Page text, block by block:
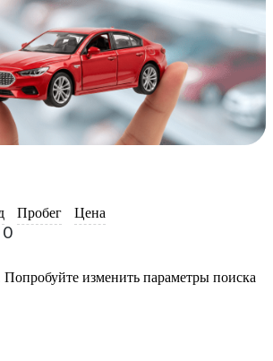
Пробег Цена
0
изменить параметры поиска